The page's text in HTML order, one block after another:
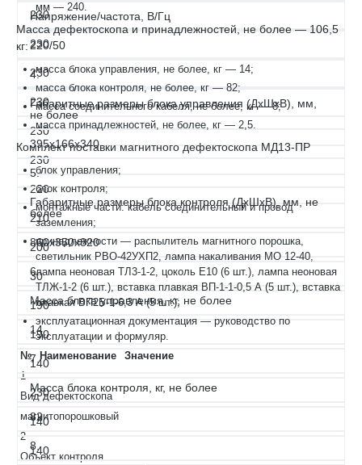
230
230
230
230
230
230
220
210
200
30
190
190
140
230
140
140
Напряжение/частота, В/Гц
220/50
4.
Габаритные размеры блока управления (ДхШхВ), мм,
не более
395х166х340
5.
Габаритные размеры блока контроля (ДхШхВ), мм, не
более
860х350х820
6.
Масса блока управления, кг, не более
14
7.
Масса блока контроля, кг, не более
82
8.
мм — 240.
Масса дефектоскопа и принадлежностей, не более — 106,5
кг:
масса блока управления, не более, кг — 14;
масса блока контроля, не более, кг — 82;
масса соединительного кабеля, не более, кг — 8;
масса принадлежностей, не более, кг — 2,5.
Комплект поставки магнитного дефектоскопа МД13-ПР
блок управления;
блок контроля;
монтажные части: кабель соединительный и провод
заземления;
принадлежности — распылитель магнитного порошка,
светильник РВО-42УХП2, лампа накаливания МО 12-40,
лампа неоновая ТЛ3-1-2, цоколь Е10 (6 шт.), лампа неоновая
ТЛЖ-1-2 (6 шт.), вставка плавкая ВП-1-1-0,5 А (5 шт.), вставка
плавкая ВП2Б-1-6,3 А (5 шт.);
эксплуатационная документация — руководство по
эксплуатации и формуляр.
№
Наименование
Значение
1
Вид дефектоскопа
магнитопорошковый
2
Объект контроля